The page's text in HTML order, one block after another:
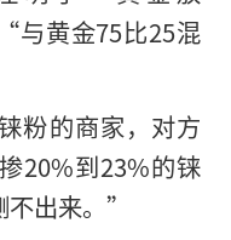
黄金75比25混
粉的商家，对方
20%到23%的铼
出来。”